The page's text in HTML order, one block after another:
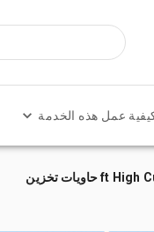
عمل هذه الخدمة